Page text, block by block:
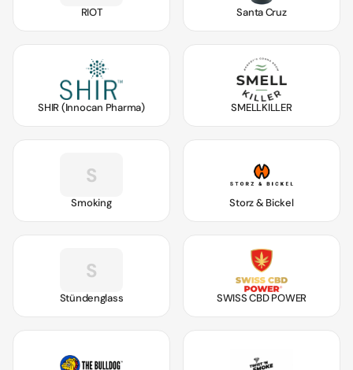
RIOT Santa Cruz
SHIR (Innocan Pharma) SMELLKILLER
S
Smoking Storz & Bickel
S
Stündenglass SWISS CBD POWER